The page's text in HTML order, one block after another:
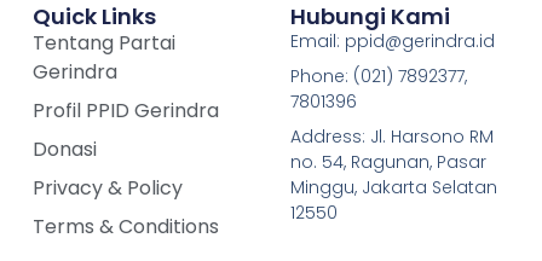
Quick Links
Tentang Partai
Gerindra
Profil PPID Gerindra
Donasi
Privacy & Policy
Terms & Conditions
Hubungi Kami
Email: ppid@gerindra.id
Phone: (021) 7892377,
7801396
Address: Jl. Harsono RM
no. 54, Ragunan, Pasar
Minggu, Jakarta Selatan
12550